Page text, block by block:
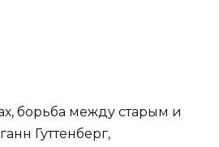
борьба между старым и
Гуттенберг,